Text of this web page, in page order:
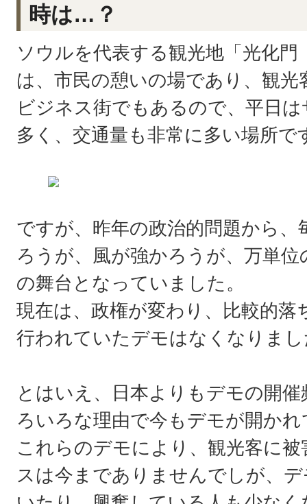
時は…？
ソウルを代表する観光地「光化
は、市民の憩いの場であり、観
ビジネス街でもあるので、平日
多く、交通量も非常に多い場所で
ですが、昨年の政治的問題から、
ろうが、風が強かろうが、万単
の舞台となっていました。
現在は、政権が変わり、比較的
行われていたデモはなくなりま
とはいえ、日本よりもデモの開
ろいろな理由で今もデモが開か
これらのデモにより、観光客に
スは今までありませんでしが、